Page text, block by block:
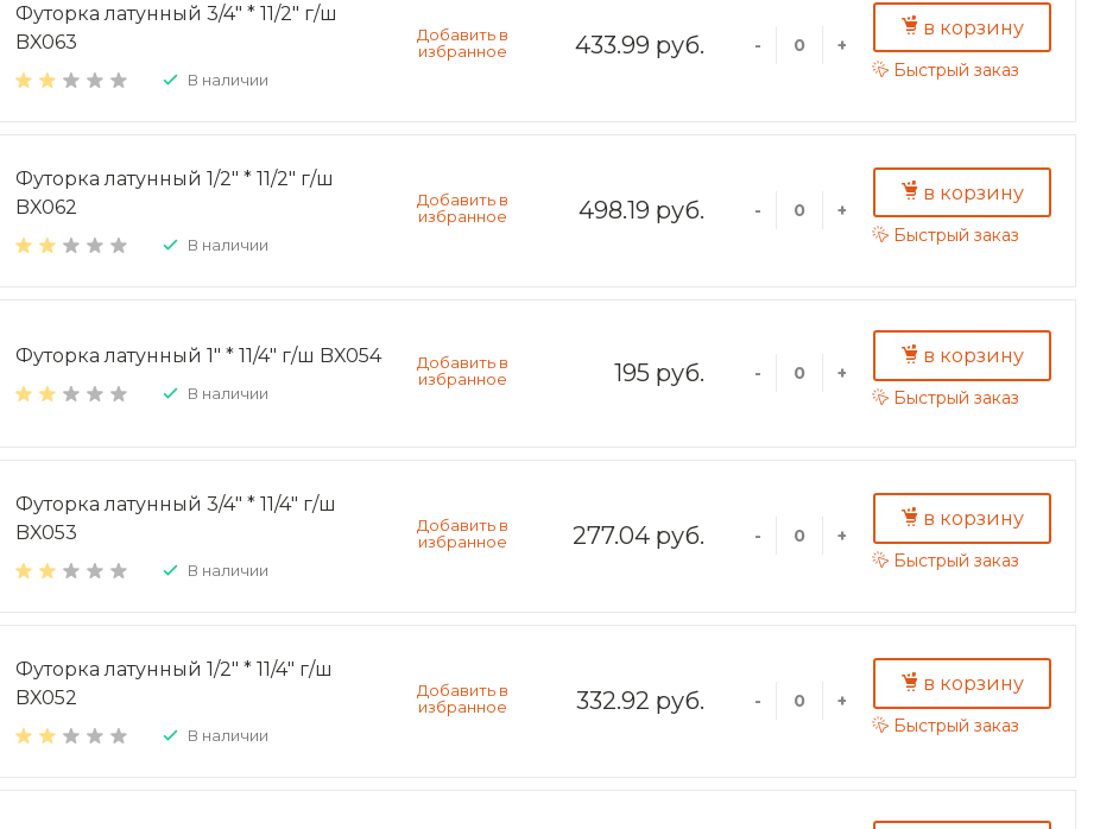
Футорка латунный 3/4" * 11/2" г/ш
BX063
В наличии
433.99 руб. - +
в корзину
Быстрый заказ
Футорка латунный 1/2" * 11/2" г/ш
BX062
В наличии
498.19 руб. - +
в корзину
Быстрый заказ
Футорка латунный 1" * 11/4" г/ш BX054
В наличии
195 руб. - +
в корзину
Быстрый заказ
Футорка латунный 3/4" * 11/4" г/ш
BX053
В наличии
277.04 руб. - +
в корзину
Быстрый заказ
Футорка латунный 1/2" * 11/4" г/ш
BX052
В наличии
332.92 руб. - +
в корзину
Быстрый заказ